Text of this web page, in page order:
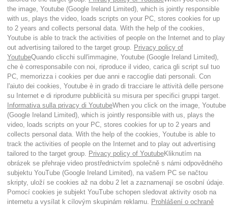
the image, Youtube (Google Ireland Limited), which is jointly responsible
with us, plays the video, loads scripts on your PC, stores cookies for up
to 2 years and collects personal data. With the help of the cookies,
Youtube is able to track the activities of people on the Internet and to play
out advertising tailored to the target group.
Privacy policy of
YoutubeQuando clicchi sull'immagine, Youtube (Google Ireland Limited),
che è corresponsabile con noi, riproduce il video, carica gli script sul tuo
PC, memorizza i cookies per due anni e raccoglie dati personali. Con
l'aiuto dei cookies, Youtube è in grado di tracciare le attività delle persone
su Internet e di riprodurre pubblicità su misura per specifici gruppi target.
Informativa sulla privacy di YoutubeWhen you click on the image, Youtube
(Google Ireland Limited), which is jointly responsible with us, plays the
video, loads scripts on your PC, stores cookies for up to 2 years and
collects personal data. With the help of the cookies, Youtube is able to
track the activities of people on the Internet and to play out advertising
tailored to the target group.
Privacy policy of YoutubeKliknutím na
obrázek se přehraje video prostřednictvím společně s námi odpovědného
subjektu YouTube (Google Ireland Limited), na vašem PC se načtou
skripty, uloží se cookies až na dobu 2 let a zaznamenají se osobní údaje.
Pomocí cookies je subjekt YouTube schopen sledovat aktivity osob na
internetu a vysílat k cílovým skupinám reklamu.
Prohlášení o ochraně